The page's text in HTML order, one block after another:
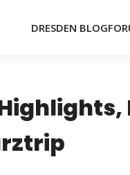
DRESDEN BLOG